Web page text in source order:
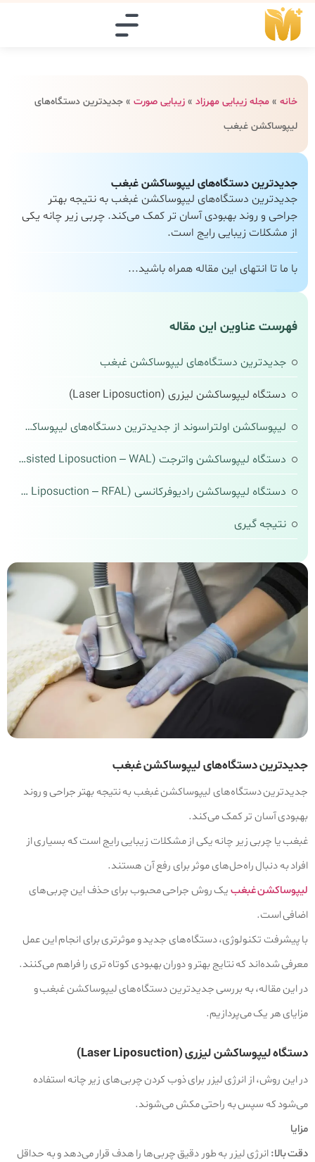
خانه » مجله زیبایی مهرزاد » زیبایی صورت » جدیدترین دستگاه‌های
لیپوساکشن غبغب
جدیدترین دستگاه‌های لیپوساکشن غبغب
جدیدترین دستگاه‌های لیپوساکشن غبغب به نتیجه بهتر
جراحی و روند بهبودی آسان تر کمک می‌کند. چربی زیر چانه یکی
از مشکلات زیبایی رایج است.
با ما تا انتهای این مقاله همراه باشید...
فهرست عناوین این مقاله
جدیدترین دستگاه‌های لیپوساکشن غبغب
دستگاه لیپوساکشن لیزری (Laser Liposuction)
لیپوساکشن اولتراسوند از جدیدترین دستگاه‌های لیپوساکشن غبغب
دستگاه لیپوساکشن واترجت (Water-Jet Assisted Liposuction – WAL)
دستگاه لیپوساکشن رادیوفرکانسی (Radiofrequency-Assisted Liposuction – RFAL)
نتیجه‌ گیری
جدیدترین دستگاه‌های لیپوساکشن غبغب
جدیدترین دستگاه‌های لیپوساکشن غبغب به نتیجه بهتر جراحی و روند
بهبودی آسان تر کمک می‌کند.
غبغب یا چربی زیر چانه یکی از مشکلات زیبایی رایج است که بسیاری از
افراد به دنبال راه‌حل‌های موثر برای رفع آن هستند.
لیپوساکشن غبغبیک روش جراحی محبوب برای حذف این چربی‌های
اضافی است.
با پیشرفت تکنولوژی، دستگاه‌های جدید و موثرتری برای انجام این عمل
معرفی شده‌اند که نتایج بهتر و دوران بهبودی کوتاه‌ تری را فراهم می‌کنند.
در این مقاله، به بررسی جدیدترین دستگاه‌های لیپوساکشن غبغب و
مزایای هر یک می‌پردازیم.
دستگاه لیپوساکشن لیزری (Laser Liposuction)
در این روش، از انرژی لیزر برای ذوب کردن چربی‌های زیر چانه استفاده
می‌شود که سپس به راحتی مکش می‌شوند.
مزایا
دقت بالا:انرژی لیزر به طور دقیق چربی‌ها را هدف قرار می‌دهد و به حداقل